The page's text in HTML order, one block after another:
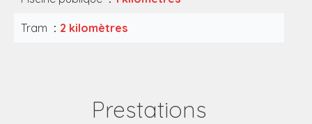
Tram 2 kilomètres
Prestations